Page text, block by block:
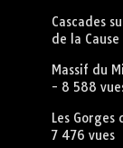
Cascades
de la Cause
Massif du
- 8 588
Les
7 476 vues